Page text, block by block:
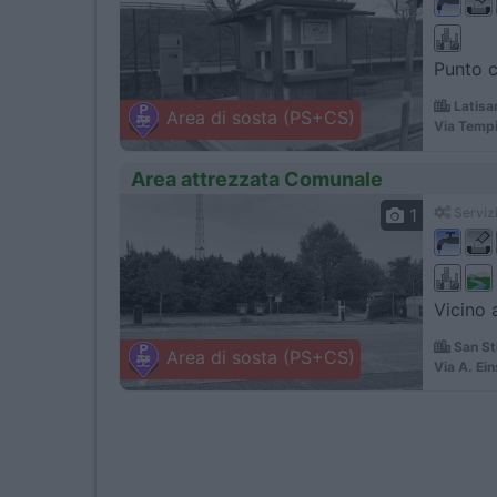
Area di sosta (PS+CS)
Punto
Via
Area attrezzata Comunale
Area di sosta (PS+CS)
1
Vicino
San
Via A.